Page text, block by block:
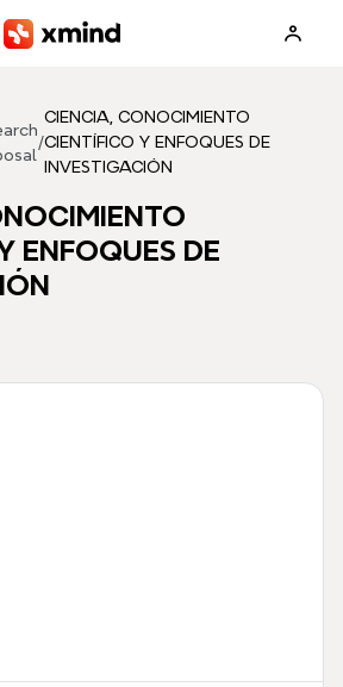
/
CIENCIA, CONOCIMIENTO
CIENTÍFICO Y ENFOQUES DE
INVESTIGACIÓN
ENFOQUES DE